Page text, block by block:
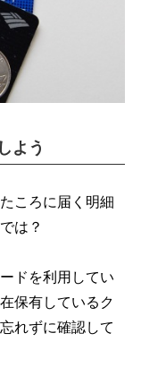
よう
ころに届く明細
は？
ドを利用してい
保有しているク
れずに確認して